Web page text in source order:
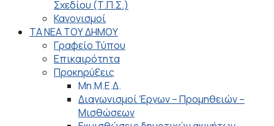
Σχεδίου (Τ.Π.Σ.)
Κανονισμοί
ΤΑ ΝΕΑ ΤΟΥ ΔΗΜΟΥ
Γραφείο Τύπου
Επικαιρότητα
Προκηρύξεις
Μη.Μ.Ε.Δ.
Διαγωνισμοί Έργων – Προμηθειών –
Μισθώσεων